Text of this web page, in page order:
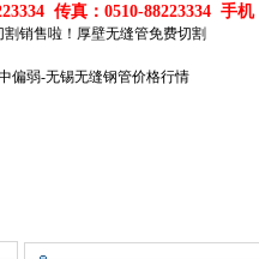
传真：0510-88223334 手机
销售啦！厚壁无缝管免费切割
偏弱-无锡无缝钢管价格行情